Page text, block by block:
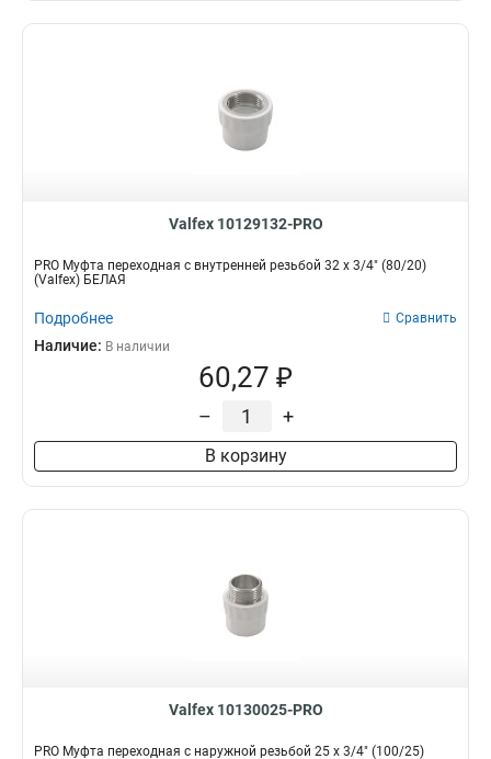
Valfex 10129132-PRO
PRO Муфта переходная с внутренней резьбой 32 x 3/4" (80/20)
(Valfex) БЕЛАЯ
Подробнее Сравнить
Наличие: В наличии
60,27 ₽
– +
В корзину
Valfex 10130025-PRO
PRO Муфта переходная с наружной резьбой 25 x 3/4" (100/25)